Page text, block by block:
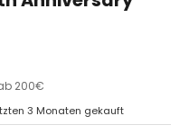
200€
3 Monaten gekauft